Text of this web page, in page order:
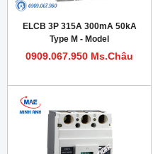
ELCB 3P 315A 300mA 50kA
Type M - Model
HDM1LE400M3153T
0909.067.950 Ms.Châu